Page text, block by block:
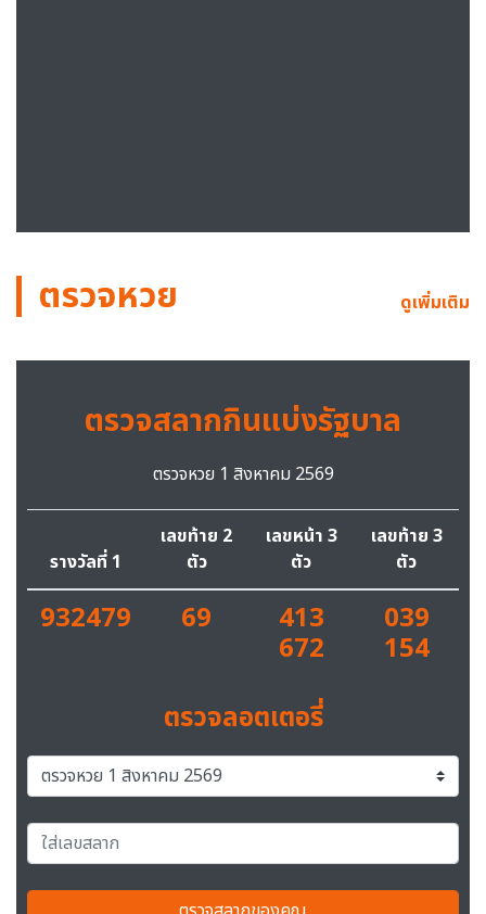
ตรวจหวย ดูเพิ่มเติม
ตรวจสลากกินแบ่งรัฐบาล
ตรวจหวย 1 สิงหาคม 2569
รางวัลที่ 1
เลขท้าย 2
ตัว
เลขหน้า 3
ตัว
เลขท้าย 3
ตัว
932479 69 413
672
039
154
ตรวจลอตเตอรี่